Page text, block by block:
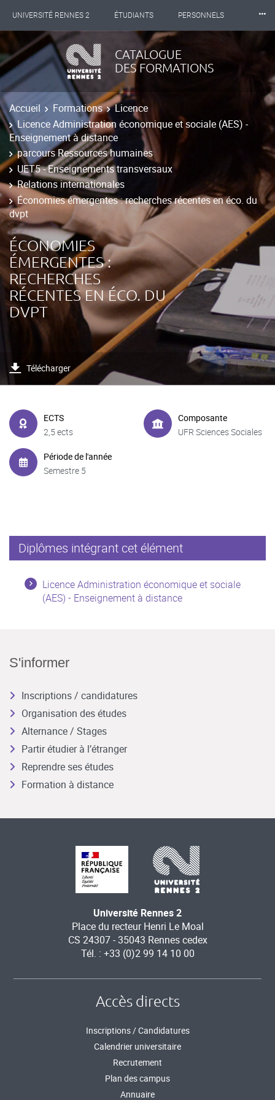
UNIVERSITÉ RENNES 2 ÉTUDIANTS PERSONNELS
INTERNATIONAL PROFESSIONNELS
LES NOUVELLES DE RENNES 2
⸱⸱⸱
CATALOGUE
DES FORMATIONS
Accueil Formations
Licence
Licence Administration économique et sociale (AES) -
Enseignement à distance
parcours Ressources humaines
UET5 - Enseignements transversaux
Relations internationales
Économies émergentes : recherches récentes en éco. du
dvpt
ÉCONOMIES
ÉMERGENTES :
RECHERCHES
RÉCENTES EN ÉCO. DU
DVPT
Télécharger
ECTS
2,5 ects
Composante
UFR Sciences Sociales
Période de l'année
Semestre 5
Diplômes intégrant cet élément
Licence Administration économique et sociale
(AES) - Enseignement à distance
S'informer
Inscriptions / candidatures
Organisation des études
Alternance / Stages
Partir étudier à l’étranger
Reprendre ses études
Formation à distance
Université Rennes 2
Place du recteur Henri Le Moal
CS 24307 - 35043 Rennes cedex
Tél. : +33 (0)2 99 14 10 00
Accès directs
Inscriptions / Candidatures
Calendrier universitaire
Recrutement
Plan des campus
Annuaire